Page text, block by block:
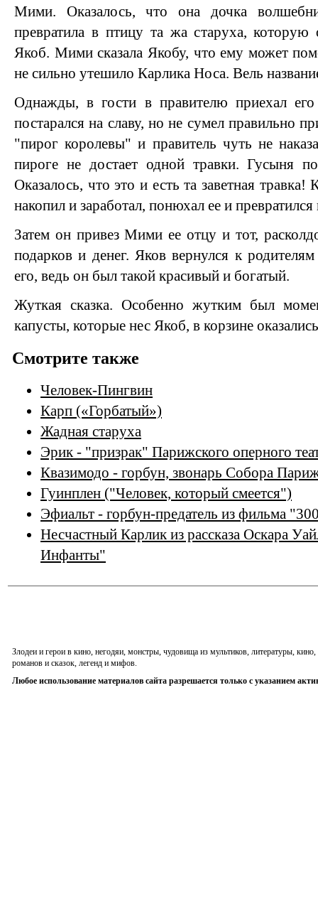
Мими. Оказалось, что она дочка
превратила в птицу та жа старуха,
Якоб. Мими сказала Якобу, что ему может
не сильно утешило Карлика Носа. Вель
Однажды, в гости в правителю приехал
постарался на славу, но не сумел правильно
"пирог королевы" и правитель чуть не
пироге не достает одной травки. Гусыня
Оказалось, что это и есть та заветная
накопил и заработал, понюхал ее и
Затем он привез Мими ее отцу и тот,
подарков и денег. Яков вернулся к
его, ведь он был такой красивый и богатый.
Жуткая сказка. Особенно жутким был
капусты, которые нес Якоб, в корзине
Смотрите также
Человек-Пингвин
Карп («Горбатый»)
Жадная старуха
Эрик - "призрак" Парижского оперного
Квазимодо - горбун, звонарь Собора
Гуинплен ("Человек, который смеется")
Эфиальт - горбун-предатель из фильма
Несчастный Карлик из рассказа Оскара
Инфанты"
Злодеи и герои в кино, негодяи, монстры, чудовища из мультиков, литературы,
романов и сказок, легенд и мифов.
Любое использование материалов сайта разрешается только с указанием